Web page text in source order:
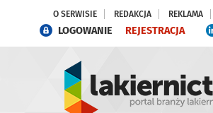
O SERWISIE REDAKCJA REKLAMA
LOGOWANIE REJESTRACJA